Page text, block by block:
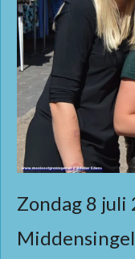
Zondag 8 juli